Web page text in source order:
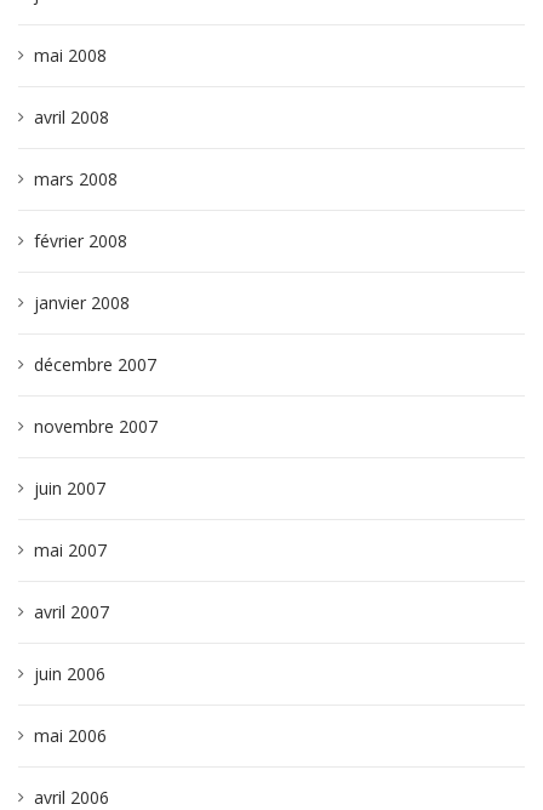
mai 2008
avril 2008
mars 2008
février 2008
janvier 2008
décembre 2007
novembre 2007
juin 2007
mai 2007
avril 2007
juin 2006
mai 2006
avril 2006